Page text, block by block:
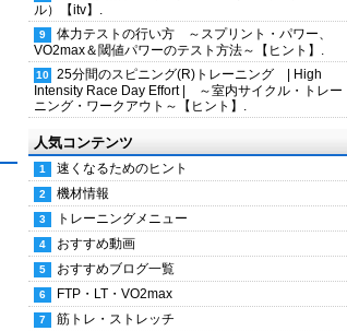
ル）【itv】.
体力テストの行い方 ～スプリント・パワー、
VO2max＆閾値パワーのテスト方法～【ヒント】.
25分間のスピニング(R)トレーニング | High
Intensity Race Day Effort | ～室内サイクル・トレー
ニング・ワークアウト～【ヒント】.
人気コンテンツ
速くなるためのヒント
機材情報
トレーニングメニュー
おすすめ動画
おすすめブログ一覧
FTP・LT・VO2max
筋トレ・ストレッチ